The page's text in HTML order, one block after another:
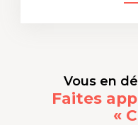
Vous en
Faites
«